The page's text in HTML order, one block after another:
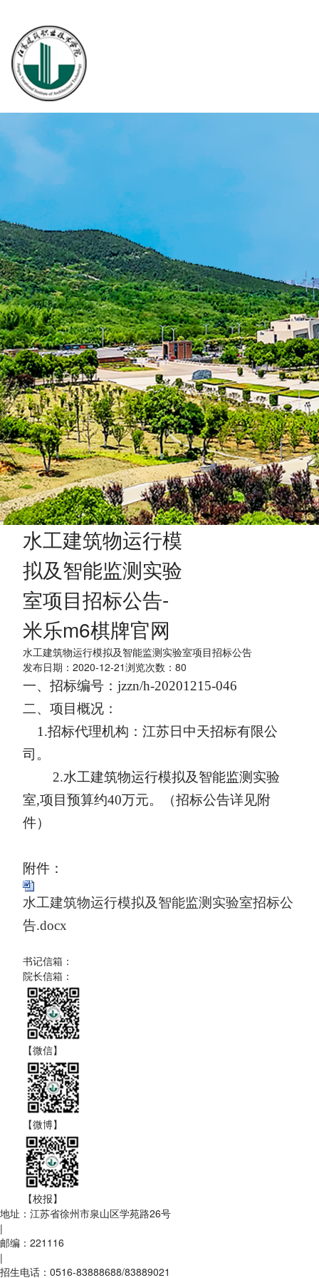
水工建筑物运行模
拟及智能监测实验
室项目招标公告-
米乐m6棋牌官网
水工建筑物运行模拟及智能监测实验室项目招标公告
发布日期：2020-12-21浏览次数： 80
一、 招标编号：jzzn/h-20201215-046
二、项目概况：
1.招标代理机构：江苏日中天招标有限公
司。
2.水工建筑物运行模拟及智能监测实验
室,项目预算约40万元。（招标公告详见附
件）
附件：
水工建筑物运行模拟及智能监测实验室招标公
告.docx
书记信箱：
院长信箱：
【微信】
【微博】
【校报】
地址：江苏省徐州市泉山区学苑路26号
|
邮编：221116
|
招生电话：0516-83888688/83889021